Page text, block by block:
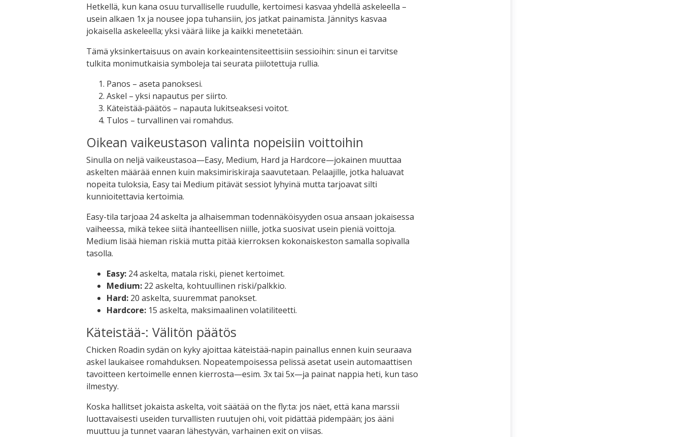
Hetkellä, kun kana osuu turvalliselle ruudulle, kertoimesi kasvaa yhdellä askeleella –
usein alkaen 1x ja nousee jopa tuhansiin, jos jatkat painamista. Jännitys kasvaa
jokaisella askeleella; yksi väärä liike ja kaikki menetetään.
Tämä yksinkertaisuus on avain korkeaintensiteettisiin sessioihin: sinun ei tarvitse
tulkita monimutkaisia symboleja tai seurata piilotettuja rullia.
Panos – aseta panoksesi.
Askel – yksi napautus per siirto.
Käteistää‑päätös – napauta lukitseaksesi voitot.
Tulos – turvallinen vai romahdus.
Oikean vaikeustason valinta nopeisiin voittoihin
Sinulla on neljä vaikeustasoa—Easy, Medium, Hard ja Hardcore—jokainen muuttaa
askelten määrää ennen kuin maksimiriskiraja saavutetaan. Pelaajille, jotka haluavat
nopeita tuloksia, Easy tai Medium pitävät sessiot lyhyinä mutta tarjoavat silti
kunnioitettavia kertoimia.
Easy-tila tarjoaa 24 askelta ja alhaisemman todennäköisyyden osua ansaan jokaisessa
vaiheessa, mikä tekee siitä ihanteellisen niille, jotka suosivat usein pieniä voittoja.
Medium lisää hieman riskiä mutta pitää kierroksen kokonaiskeston samalla sopivalla
tasolla.
Easy: 24 askelta, matala riski, pienet kertoimet.
Medium: 22 askelta, kohtuullinen riski/palkkio.
Hard: 20 askelta, suuremmat panokset.
Hardcore: 15 askelta, maksimaalinen volatiliteetti.
Käteistää‑: Välitön päätös
Chicken Roadin sydän on kyky ajoittaa käteistää‑napin painallus ennen kuin seuraava
askel laukaisee romahduksen. Nopeatempoisessa pelissä asetat usein automaattisen
tavoitteen kertoimelle ennen kierrosta—esim. 3x tai 5x—ja painat nappia heti, kun taso
ilmestyy.
Koska hallitset jokaista askelta, voit säätää on the fly:ta: jos näet, että kana marssii
luottavaisesti useiden turvallisten ruutujen ohi, voit pidättää pidempään; jos ääni
muuttuu ja tunnet vaaran lähestyvän, varhainen exit on viisas.